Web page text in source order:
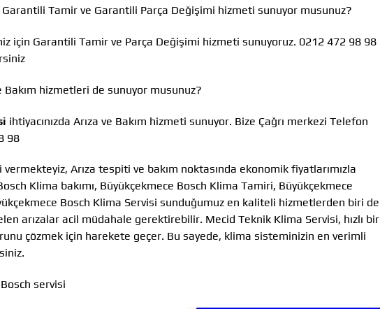
Tamir ve Garantili Parça Değişimi hizmeti sunuyor musunuz?
için Garantili Tamir ve Parça Değişimi hizmeti sunuyoruz. 0212 472 98 98
Bakım hizmetleri de sunuyor musunuz?
ihtiyacınızda Arıza ve Bakım hizmeti sunuyor. Bize Çağrı merkezi Telefon
98
Arıza tespiti ve bakım noktasında ekonomik fiyatlarımızla
Klima bakımı, Büyükçekmece Bosch Klima Tamiri, Büyükçekmece
Bosch Klima Servisi sunduğumuz en kaliteli hizmetlerden biri de
arızalar acil müdahale gerektirebilir. Mecid Teknik Klima Servisi, hızlı bir
çözmek için harekete geçer. Bu sayede, klima sisteminizin en verimli
servisi